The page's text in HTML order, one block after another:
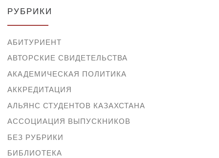
РУБРИКИ
АБИТУРИЕНТ
АВТОРСКИЕ СВИДЕТЕЛЬСТВА
АКАДЕМИЧЕСКАЯ ПОЛИТИКА
АККРЕДИТАЦИЯ
АЛЬЯНС СТУДЕНТОВ КАЗАХСТАНА
АССОЦИАЦИЯ ВЫПУСКНИКОВ
БЕЗ РУБРИКИ
БИБЛИОТЕКА